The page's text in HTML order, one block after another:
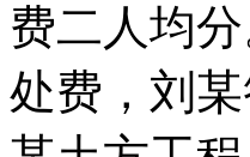
费二人均
处费，刘